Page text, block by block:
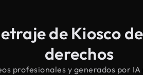
de Kiosco
derechos
profesionales y generados por